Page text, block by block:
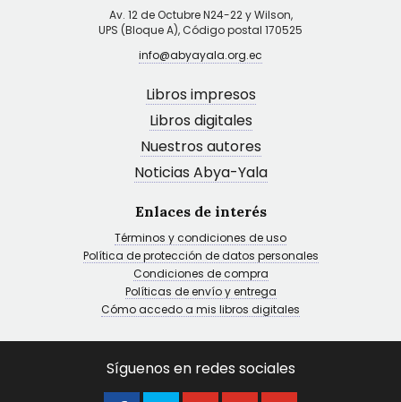
Av. 12 de Octubre N24-22 y Wilson,
UPS (Bloque A), Código postal 170525
info@abyayala.org.ec
Libros impresos
Libros digitales
Nuestros autores
Noticias Abya-Yala
Enlaces de interés
Términos y condiciones de uso
Política de protección de datos personales
Condiciones de compra
Políticas de envío y entrega
Cómo accedo a mis libros digitales
Síguenos en redes sociales